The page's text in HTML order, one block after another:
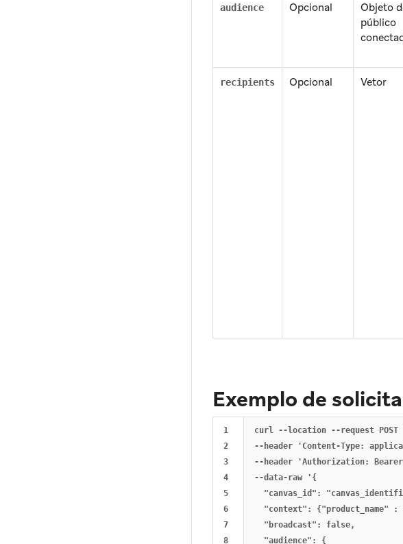
audience Opcional
Objeto
público
recipients Opcional Vetor
Exemplo de
1
2
3
4
5
6
7
8
curl --location --request
--header 'Content-Type:
--header 'Authorization: Bearer
--data-raw '{
"canvas_id":
"context": {"product_name" :
  "broadcast": false,
  "audience": {